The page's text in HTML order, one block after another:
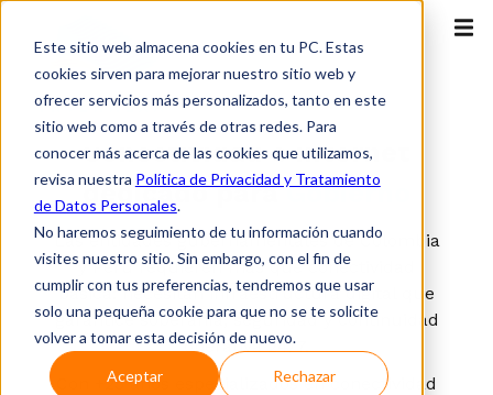
Este sitio web almacena cookies en tu PC. Estas
cookies sirven para mejorar nuestro sitio web y
ofrecer servicios más personalizados, tanto en este
sitio web como a través de otras redes. Para
conocer más acerca de las cookies que utilizamos,
revisa nuestra Política de Privacidad y Tratamiento
de Datos Personales.
No haremos seguimiento de tu información cuando
visites nuestro sitio. Sin embargo, con el fin de
cumplir con tus preferencias, tendremos que usar
solo una pequeña cookie para que no se te solicite
volver a tomar esta decisión de nuevo.
Aceptar Rechazar
Gobierno
Conectividad e Internet
dedicado paraGobierno
Las entidades gubernamentales de Colombia
y Perú requieren más que conectividad
básica: necesitan infraestructura digital que
garantice soberanía, seguridad y continuidad
operativa 24/7.
Con +25 años especializados en conectividad